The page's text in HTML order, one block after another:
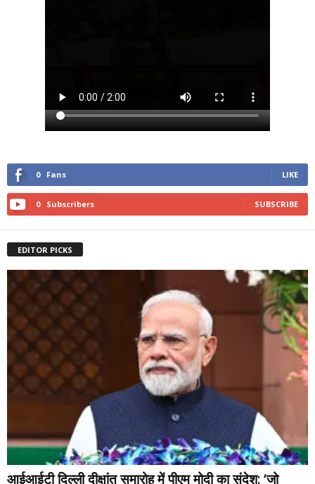
0 Fans LIKE
0 Subscribers SUBSCRIBE
EDITOR PICKS
आईआईटी दिल्ली दीक्षांत समारोह में पीएम मोदी का संदेश: ‘जो